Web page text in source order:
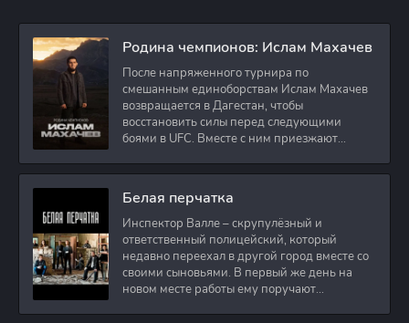
Родина чемпионов: Ислам Махачев
После напряженного турнира по
смешанным единоборствам Ислам Махачев
возвращается в Дагестан, чтобы
восстановить силы перед следующими
боями в UFC. Вместе с ним приезжают
Белая перчатка
Инспектор Валле – скрупулёзный и
ответственный полицейский, который
недавно переехал в другой город вместе со
своими сыновьями. В первый же день на
новом месте работы ему поручают